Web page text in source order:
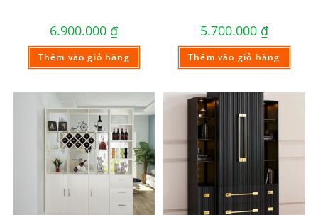
6.900.000 ₫
Thêm vào giỏ hàng
5.700.000 ₫
Thêm vào giỏ hàng